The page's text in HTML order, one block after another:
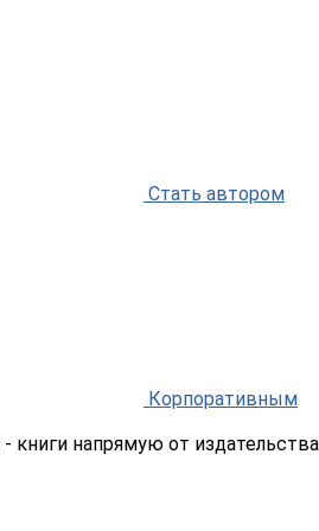
Стать автором
Корпоративным
- книги напрямую от издательства